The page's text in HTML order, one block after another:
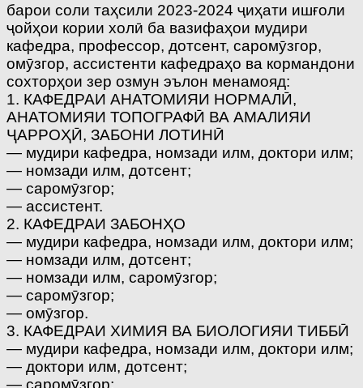
барои соли таҳсили 2023-2024 ҷиҳати ишғоли
ҷойҳои кории холӣ ба вазифаҳои мудири
кафедра, профессор, дотсент, саромӯзгор,
омӯзгор, ассистенти кафедраҳо ва кормандони
сохторҳои зер озмун эълон менамояд:
1. КАФЕДРАИ АНАТОМИЯИ НОРМАЛӢ,
АНАТОМИЯИ ТОПОГРАФӢ ВА АМАЛИЯИ
ҶАРРОҲӢ, ЗАБОНИ ЛОТИНӢ
— мудири кафедра, номзади илм, доктори илм;
— номзади илм, дотсент;
— саромӯзгор;
— ассистент.
2. КАФЕДРАИ ЗАБОНҲО
— мудири кафедра, номзади илм, доктори илм;
— номзади илм, дотсент;
— номзади илм, саромӯзгор;
— саромӯзгор;
— омӯзгор.
3. КАФЕДРАИ ХИМИЯ ВА БИОЛОГИЯИ ТИББӢ
— мудири кафедра, номзади илм, доктори илм;
— доктори илм, дотсент;
— саромӯзгор;